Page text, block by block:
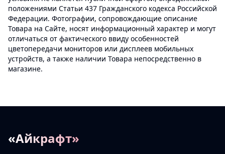
положениями Статьи 437 Гражданского кодекса Российской
Федерации. Фотографии, сопровождающие описание
Товара на Сайте, носят информационный характер и могут
отличаться от фактического ввиду особенностей
цветопередачи мониторов или дисплеев мобильных
устройств, а также наличии Товара непосредственно в
магазине.
«Айкрафт»